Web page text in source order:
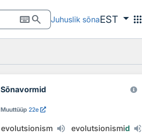
keyboardsearch Juhuslik sõnaEST apps
Sõnavormid
Muuttüüp 22e
evolutsionism evolutsionismid